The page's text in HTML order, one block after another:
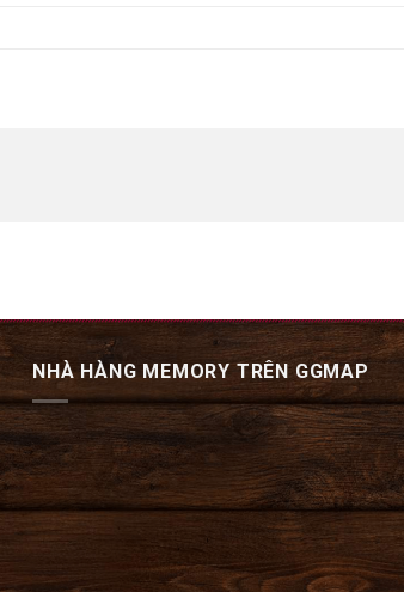
NHÀ HÀNG MEMORY TRÊN GGMAP